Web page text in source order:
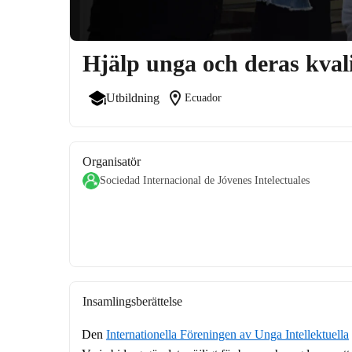
Hjälp unga och deras
Utbildning location_on Ecuador
Organisatör
Sociedad Internacional de Jóvenes Intelectuales
Insamlingsberättelse
Den Internationella Föreningen av Unga Intellektuella